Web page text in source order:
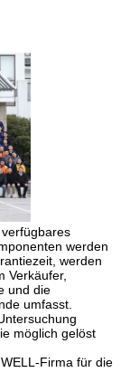
werden
werden
Verkäufer,
und die
umfasst.
möglich gelöst
Firma für die